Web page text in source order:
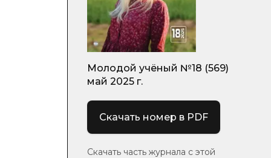
Молодой учёный №18 (569)
май 2025 г.
Скачать номер в PDF
Скачать часть журнала с этой